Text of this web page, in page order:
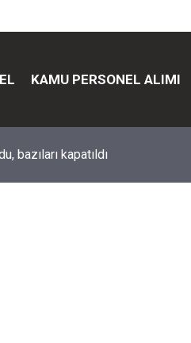
KAMU PERSONEL ALIMI
atandı